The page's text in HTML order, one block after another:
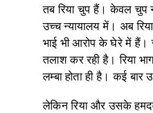
तब रिया चुप हैं। केवल चुप
उच्च न्यायालय में। अब
भाई भी आरोप के घेरे में हैं।
तलाश कर रही है। रिया
लम्बा होता ही है। कई
लेकिन रिया और उसके